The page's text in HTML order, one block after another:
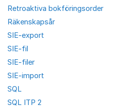
Retroaktiva bokföringsorder
Räkenskapsår
SIE-export
SIE-fil
SIE-filer
SIE-import
SQL
SQL ITP 2